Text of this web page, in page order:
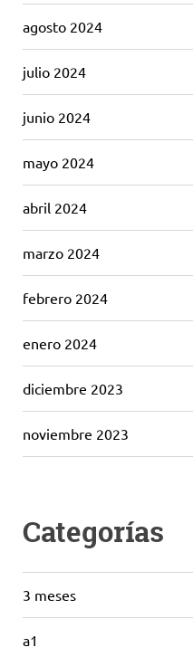
agosto 2024
julio 2024
junio 2024
mayo 2024
abril 2024
marzo 2024
febrero 2024
enero 2024
diciembre 2023
noviembre 2023
Categorías
3 meses
a1